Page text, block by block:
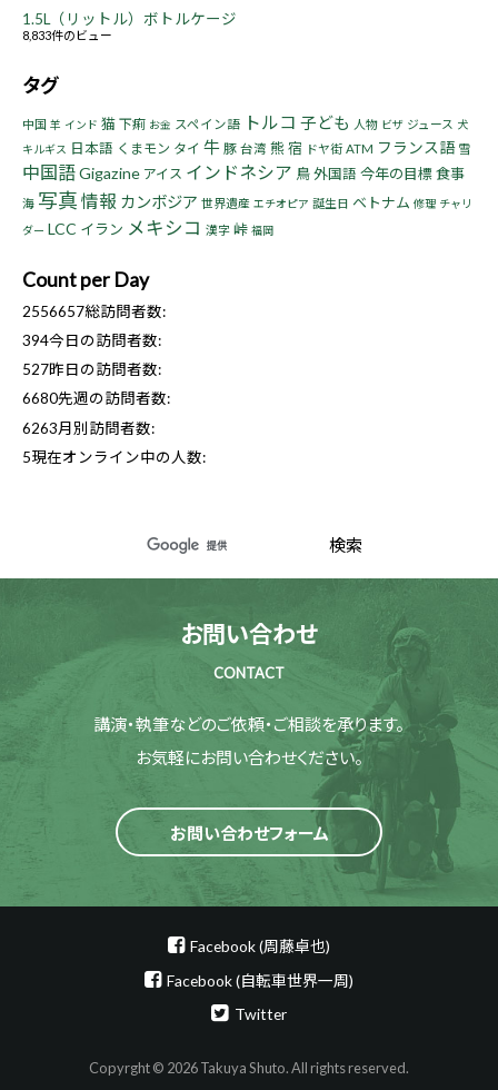
1.5L（リットル）ボトルケージ
8,833件のビュー
タグ
中国 羊 インド 猫 下痢 お金 スペイン語 トルコ 子ども 人物 ビザ ジュース 犬
キルギス
日本語 くまモン タイ 牛 豚 台湾 熊宿 ドヤ街 ATM フランス語 雪
中国語Gigazine アイス インドネシア 鳥 外国語 今年の目標食事
海 写真 情報 カンボジア 世界遺産 エチオピア 誕生日 ベトナム 修理 チャリ
ダー LCC イラン メキシコ 漢字 峠 福岡
Count per Day
2556657総訪問者数:
394今日の訪問者数:
527昨日の訪問者数:
6680先週の訪問者数:
6263月別訪問者数:
5現在オンライン中の人数:
お問い合わせ
CONTACT
講演・執筆などのご依頼・ご相談を承ります。
お気軽にお問い合わせください。
お問い合わせフォーム
Facebook (周藤卓也)
Facebook (自転車世界一周)
Twitter
Copyrght © 2026 Takuya Shuto. All rights reserved.